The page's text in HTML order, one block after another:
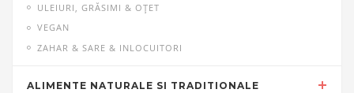
ULEIURI, GRĂSIMI & OŢET
VEGAN
ZAHAR & SARE & INLOCUITORI
ALIMENTE NATURALE SI TRADITIONALE